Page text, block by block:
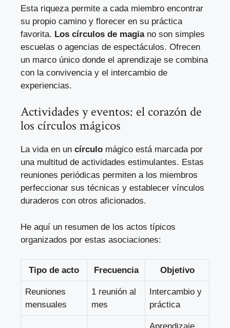
Esta riqueza permite a cada miembro encontrar
su propio camino y florecer en su práctica
favorita. Los círculos de magiano son simples
escuelas o agencias de espectáculos. Ofrecen
un marco único donde el aprendizaje se combina
con la convivencia y el intercambio de
experiencias.
Actividades y eventos: el corazón de
los círculos mágicos
La vida en un círculo mágico está marcada por
una multitud de actividades estimulantes. Estas
reuniones periódicas permiten a los miembros
perfeccionar sus técnicas y establecer vínculos
duraderos con otros aficionados.
He aquí un resumen de los actos típicos
organizados por estas asociaciones:
Tipo de acto Frecuencia Objetivo
Reuniones
mensuales
1 reunión al
mes
Intercambio y
práctica